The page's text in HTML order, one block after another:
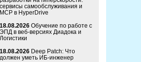
сервисы самообслуживания и
MCP в HyperDrive
18.08.2026 Обучение по работе с
ЭПД в веб-версиях Диадока и
Логистики
18.08.2026 Deep Patch: Что
должен уметь ИБ-инженер